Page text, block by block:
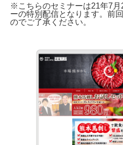
※こちらのセミナーは21年7月
ーの特別配信となります。前
のでご了承ください。